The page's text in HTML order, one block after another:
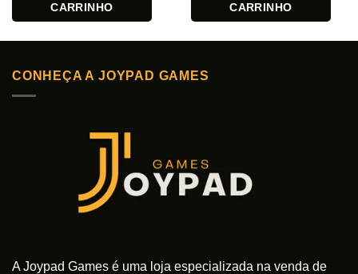
CARRINHO CARRINHO
CONHEÇA A JOYPAD GAMES
A Joypad Games é uma loja especializada na venda de